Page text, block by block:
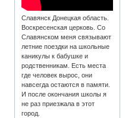
Славянск Донецкая область.
Воскресенская церковь. Со
Славянском меня связывают
летние поездки на школьные
каникулы к бабушке и
родственникам. Есть места
где человек вырос, они
навсегда остаются в памяти.
И после окончания школы я
не раз приезжала в этот
город.